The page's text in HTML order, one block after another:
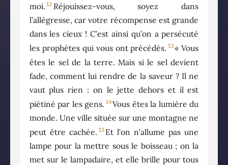
moi. 12 Réjouissez-vous, soyez dans
l’allégresse, car votre récompense est grande
dans les cieux ! C’est ainsi qu’on a persécuté
les prophètes qui vous ont précédés. 13« Vous
êtes le sel de la terre. Mais si le sel devient
fade, comment lui rendre de la saveur ? Il ne
vaut plus rien : on le jette dehors et il est
piétiné par les gens. 14Vous êtes la lumière du
monde. Une ville située sur une montagne ne
peut être cachée. 15 Et l’on n’allume pas une
lampe pour la mettre sous le boisseau ; on la
met sur le lampadaire, et elle brille pour tous